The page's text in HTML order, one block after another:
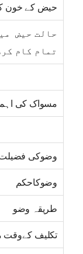
حیض کے خون کو
حالت حیض
تمام کام
مسواک کی
وضوکی
وضوکاحکم
طریقہ وضو
تکلیف